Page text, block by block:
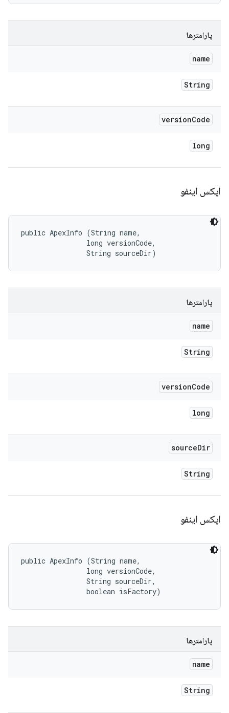
پارامترها
name
String
versionCode
long
اپکس اینفو
public ApexInfo (String name,
                long versionCode,
                String sourceDir)
پارامترها
name
String
versionCode
long
sourceDir
String
اپکس اینفو
public ApexInfo (String name,
                long versionCode,
                String sourceDir,
                boolean isFactory)
پارامترها
name
String